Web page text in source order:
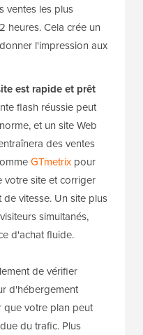
ventes les plus
heures. Cela crée un
l'impression aux
est rapide et prêt
flash réussie peut
et un site Web
des ventes
GTmetrix pour
votre site et corriger
vitesse. Un site plus
simultanés,
d'achat fluide.
de vérifier
d'hébergement
que votre plan peut
du trafic. Plus